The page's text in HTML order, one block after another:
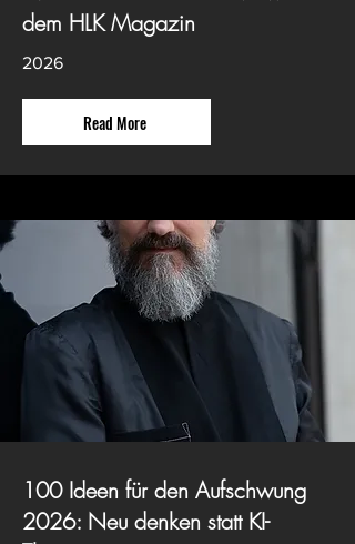
dem HLK Magazin
2026
Read More
100 Ideen für den Aufschwung
2026: Neu denken statt KI-